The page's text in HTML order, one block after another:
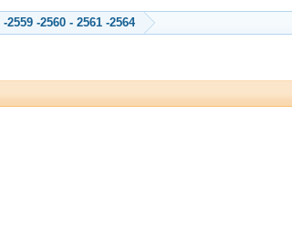
ร่วมบริจาค ค่า Hosting ของเว็บพลังจิต ปี 2552 ...2558 -2559 -2560 - 2561 -2564